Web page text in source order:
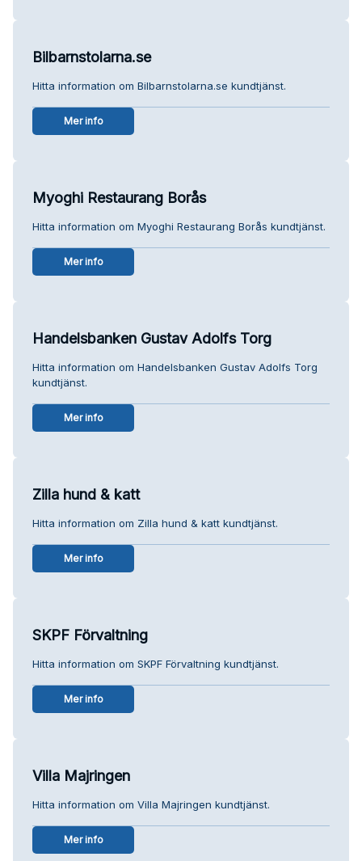
Bilbarnstolarna.se
Hitta information om Bilbarnstolarna.se kundtjänst.
Mer info
Myoghi Restaurang Borås
Hitta information om Myoghi Restaurang Borås kundtjänst.
Mer info
Handelsbanken Gustav Adolfs Torg
Hitta information om Handelsbanken Gustav Adolfs Torg
kundtjänst.
Mer info
Zilla hund & katt
Hitta information om Zilla hund & katt kundtjänst.
Mer info
SKPF Förvaltning
Hitta information om SKPF Förvaltning kundtjänst.
Mer info
Villa Majringen
Hitta information om Villa Majringen kundtjänst.
Mer info